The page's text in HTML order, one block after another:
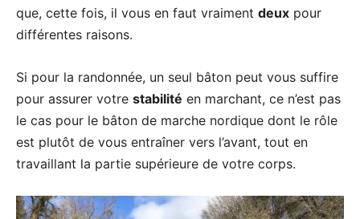
que, cette fois, il vous en faut vraiment deux pour
différentes raisons.
Si pour la randonnée, un seul bâton peut vous suffire
pour assurer votre stabilité en marchant, ce n’est pas
le cas pour le bâton de marche nordique dont le rôle
est plutôt de vous entraîner vers l’avant, tout en
travaillant la partie supérieure de votre corps.